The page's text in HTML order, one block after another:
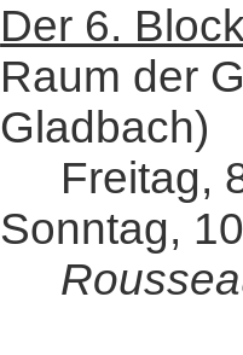
Der 6.
Raum der
Gladbach)
Freitag,
Sonntag,